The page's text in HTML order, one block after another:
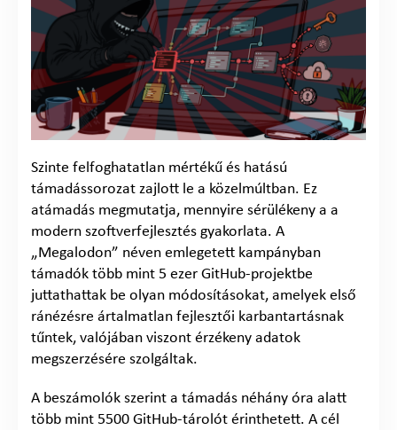
Szinte felfoghatatlan mértékű és hatású
támadássorozat zajlott le a közelmúltban. Ez
atámadás megmutatja, mennyire sérülékeny a a
modern szoftverfejlesztés gyakorlata. A
„Megalodon” néven emlegetett kampányban
támadók több mint 5 ezer GitHub-projektbe
juttathattak be olyan módosításokat, amelyek első
ránézésre ártalmatlan fejlesztői karbantartásnak
tűntek, valójában viszont érzékeny adatok
megszerzésére szolgáltak.
A beszámolók szerint a támadás néhány óra alatt
több mint 5500 GitHub-tárolót érinthetett. A cél